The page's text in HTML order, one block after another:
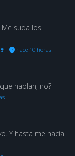
suda los
· hace 10 horas
hablan, no?
Y hasta me hacía